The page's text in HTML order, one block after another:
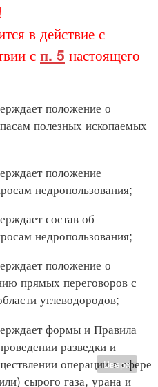
в действие с
с п. 5 настоящего
положение о
полезных ископаемых
положение
недропользования;
состав об
недропользования;
положение о
прямых переговоров с
углеводородов;
формы и Правила
разведки и
операции в сфере
сырого газа, урана и
Вверх